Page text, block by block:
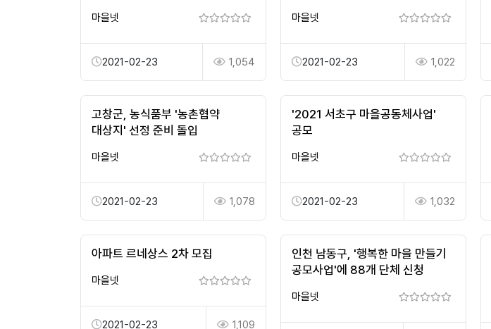
마을넷
2021-02-23 1,054
마을넷
2021-02-23 1,022
고창군, 농식품부 '농촌협약
대상지' 선정 준비 돌입
마을넷
2021-02-23 1,078
'2021 서초구 마을공동체사업'
공모
마을넷
2021-02-23 1,032
아파트 르네상스 2차 모집
마을넷
2021-02-23 1,109
인천 남동구, '행복한 마을 만들기
공모사업'에 88개 단체 신청
마을넷